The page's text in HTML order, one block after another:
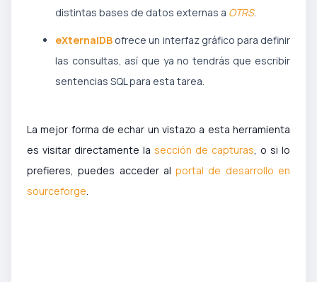
distintas bases de datos externas a OTRS.
eXternalDB ofrece un interfaz gráfico para definir
las consultas, así que ya no tendrás que escribir
sentencias SQL para esta tarea.
La mejor forma de echar un vistazo a esta herramienta
es visitar directamente la sección de capturas, o si lo
prefieres, puedes acceder alportal de desarrollo en
sourceforge.